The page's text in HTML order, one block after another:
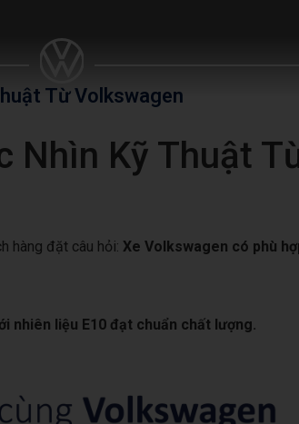
Từ Volkswagen
Nhìn Kỹ Thuật
hàng đặt câu hỏi: Xe Volkswagen có phù
nhiên liệu E10 đạt chuẩn chất lượng.